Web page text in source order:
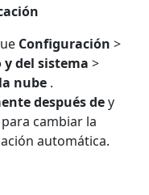
Configuración >
del sistema >
nube .
después dey
cambiar la
automática.